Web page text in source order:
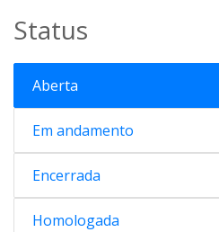
Status
Aberta
Em andamento
Encerrada
Homologada